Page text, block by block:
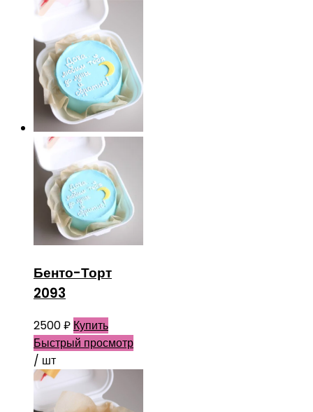
Бенто-Торт
2093
2500₽ Купить
Быстрый просмотр
/ шт